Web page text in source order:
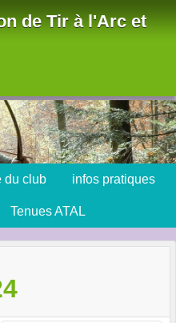
de Tir à l'Arc et
du club infos pratiques
Tenues ATAL